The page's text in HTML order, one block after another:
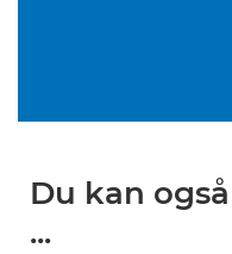
Du kan
...